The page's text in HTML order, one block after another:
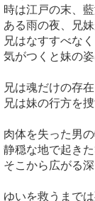
時は江戸の末、藍
ある雨の夜、兄
兄はなすすべな
気がつくと妹の
兄は魂だけの存
兄は妹の行方を
肉体を失った男の
静穏な地で起きた
そこから広がる
ゆいを救うまで